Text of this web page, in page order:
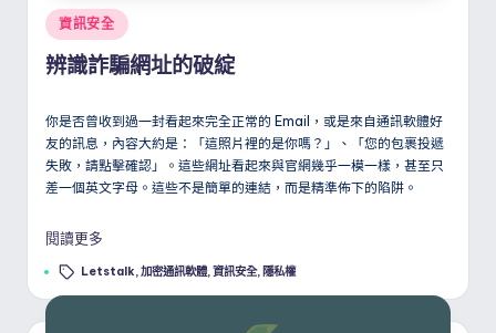
Posted
in
資訊安全
辨識詐騙網址的破綻
你是否曾收到過一封看起來完全正常的 Email，或是來自通訊軟體好
友的訊息，內容大約是：「這照片裡的是你嗎？」、「您的包裹投遞
失敗，請點擊確認」。這些網址看起來與官網幾乎一模一樣，甚至只
差一個英文字母。這些不是簡單的連結，而是精準佈下的陷阱。
閱讀更多
Tags: Letstalk,加密通訊軟體,資訊安全, 隱私權